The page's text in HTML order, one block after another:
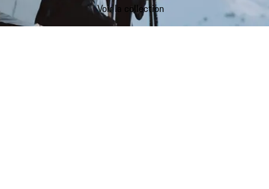
Voir la collection